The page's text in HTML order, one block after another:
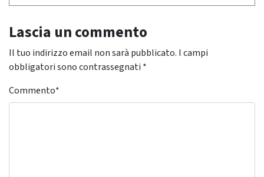
Lascia un commento
Il tuo indirizzo email non sarà pubblicato. I campi
obbligatori sono contrassegnati *
Commento*